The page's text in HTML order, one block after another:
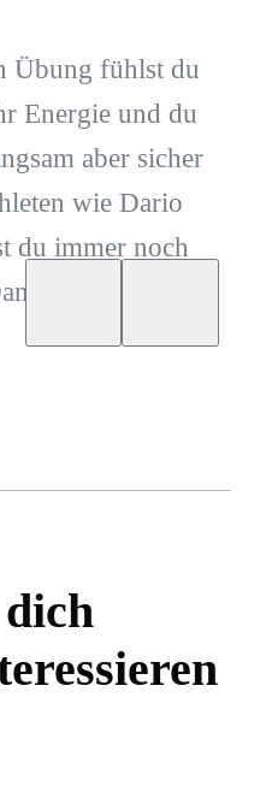
Übung fühlst du
Energie und du
aber sicher
wie Dario
du immer noch
direkt weiter